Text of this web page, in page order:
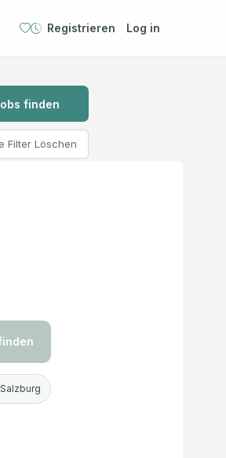
Registrieren Log in
finden
Filter Löschen